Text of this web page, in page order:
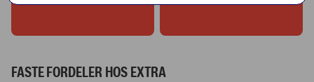
FASTE FORDELER HOS EXTRA